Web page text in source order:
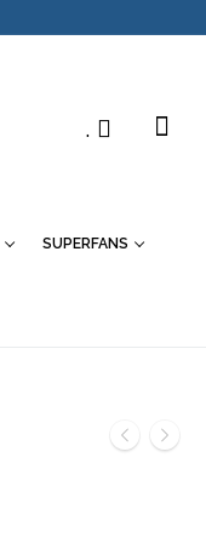
.
SUPERFANS